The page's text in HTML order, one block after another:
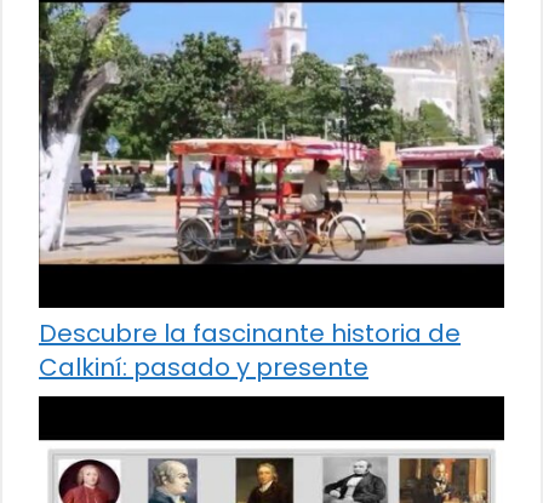
Descubre la fascinante historia de
Calkiní: pasado y presente